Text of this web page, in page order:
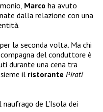
Marco ha avuto
dalla relazione con una
la seconda volta. Ma chi
del conduttore è
durante una cena tra
il ristorante Pirati
de L’Isola dei